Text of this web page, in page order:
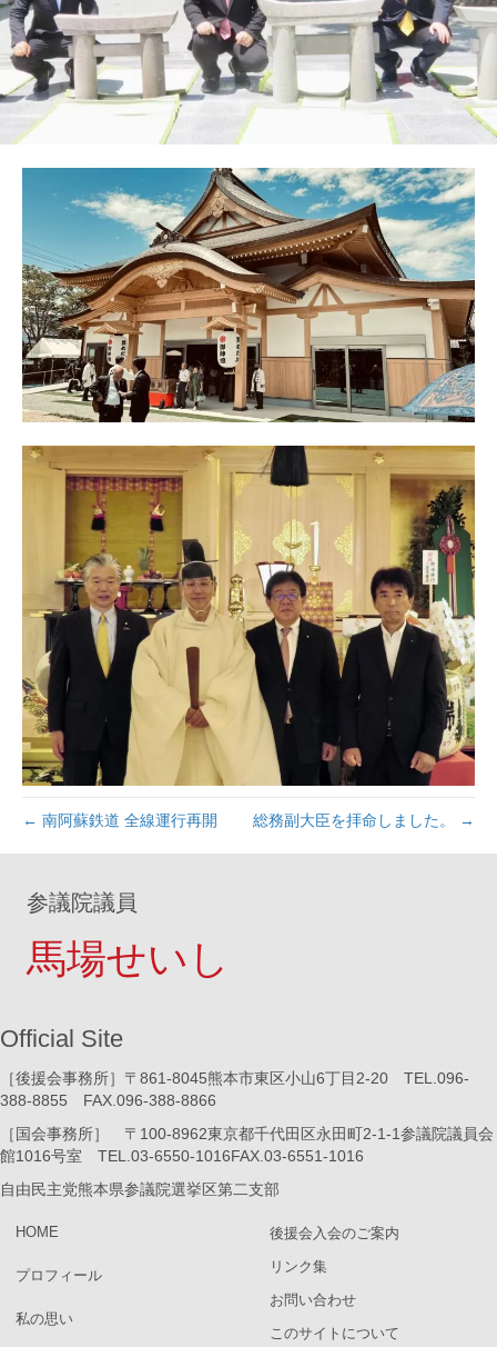
← 南阿蘇鉄道 全線運行再開 総務副大臣を拝命しました。 →
参議院議員
馬場せいし
Official Site
［後援会事務所］〒861-8045熊本市東区小山6丁目2-20 TEL.096-
388-8855 FAX.096-388-8866
［国会事務所］ 〒100-8962東京都千代田区永田町2-1-1参議院議員会
館1016号室 TEL.03-6550-1016FAX.03-6551-1016
自由民主党熊本県参議院選挙区第二支部
HOME
プロフィール
私の思い
後援会入会のご案内
リンク集
お問い合わせ
このサイトについて